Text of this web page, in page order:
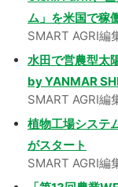
ム」を米国で稼
SMART AGRI編
水田で営農型太
by YANMAR
SMART AGRI編
植物工場システ
がスタート
SMART AGRI編